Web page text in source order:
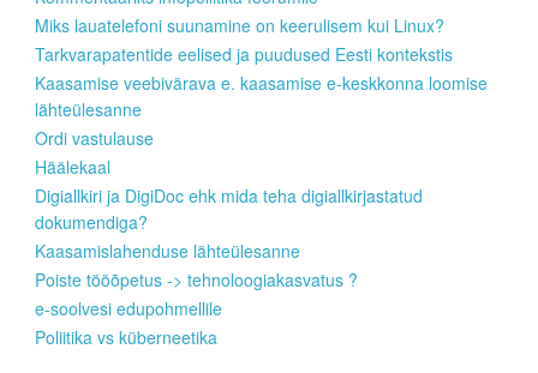
Miks lauatelefoni suunamine on keerulisem kui Linux?
Tarkvarapatentide eelised ja puudused Eesti kontekstis
Kaasamise veebivärava e. kaasamise e-keskkonna loomise
lähteülesanne
Ordi vastulause
Häälekaal
Digiallkiri ja DigiDoc ehk mida teha digiallkirjastatud
dokumendiga?
Kaasamislahenduse lähteülesanne
Poiste tööõpetus -> tehnoloogiakasvatus ?
e-soolvesi edupohmellile
Poliitika vs küberneetika